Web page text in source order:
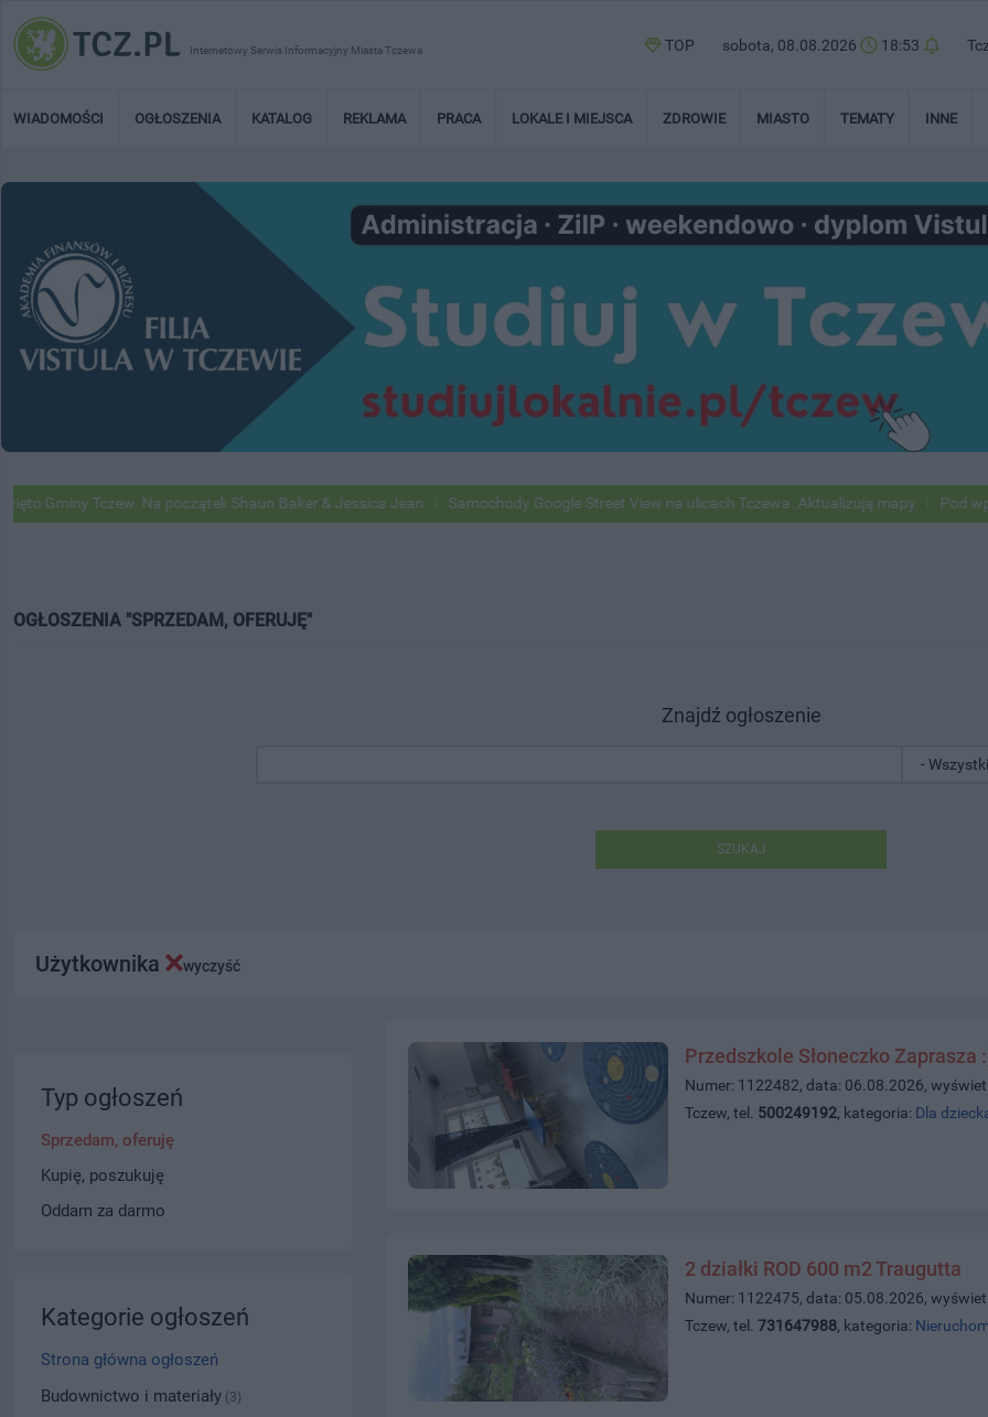
Internetowy Serwis Informacyjny Miasta Tczewa TOP sobota, 08.08.2026 18:53
WIADOMOŚCI OGŁOSZENIA KATALOG REKLAMA PRACA LOKALE I MIEJSCA ZDROWIE MIASTO TEMATY INNE
Tczew. Na początek Shaun Baker & Jessica Jean Samochody Google Street View na ulicach Tczewa. Aktualizują mapy Pod wpływem
OGŁOSZENIA "SPRZEDAM, OFERUJĘ"
Znajdź ogłoszenie
SZUKAJ
Użytkownika wyczyść
Przedszkole Słoneczko Zaprasza
Numer: 1122482, data: 06.08.2026,
Tczew, tel. 500249192, kategoria: Dla
2 działki ROD 600 m2 Traugutta
Numer: 1122475, data: 05.08.2026,
Tczew, tel.731647988, kategoria:
Typ ogłoszeń
Sprzedam, oferuję
Kupię, poszukuję
Oddam za darmo
Kategorie ogłoszeń
Strona główna ogłoszeń
Budownictwo i materiały (3)